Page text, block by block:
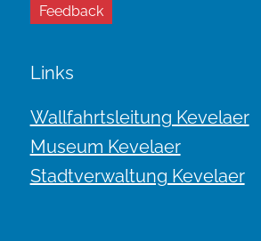
Feedback
Links
Wallfahrtsleitung Kevelaer
Museum Kevelaer
Stadtverwaltung Kevelaer